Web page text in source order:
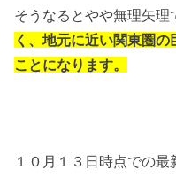
そうなるとやや無理矢理
く、地元に近い関東圏
ことになります。
１０月１３日時点での最